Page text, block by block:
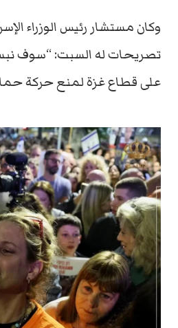
وكان مستشار رئيس الوزراء
تصريحات له السبت: “سوف
على قطاع غزة لمنع حركة